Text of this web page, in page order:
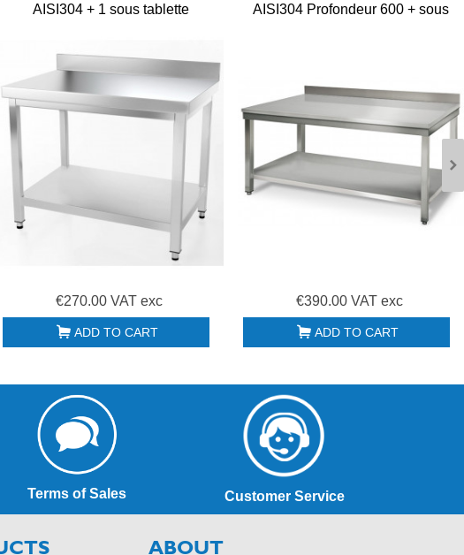
AISI304 + 1 sous tablette
€270.00 VAT exc
ADD TO CART
AISI304 Profondeur 600 + sous
€390.00 VAT exc
ADD TO CART
Terms of Sales Customer Service
ABOUT